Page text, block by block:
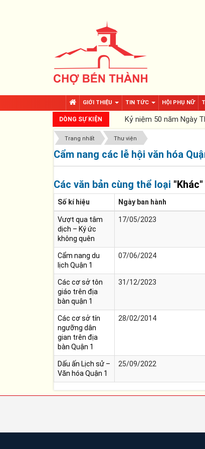
GIỚI THIỆU TIN TỨC HỘI PHỤ NỮ
DÒNG SỰ KIỆN Kỷ niệm 50 năm Ngày
Trang nhất Thư viện
Cẩm nang các lễ hội văn hóa
Các văn bản cùng thể loại "Khác"
Số kí hiệu Ngày ban hành
Vượt qua tâm
dịch – Ký ức
không quên
17/05/2023
Cẩm nang du
lịch Quận 1
07/06/2024
Các cơ sở tôn
giáo trên địa
bàn quận 1
31/12/2023
Các cơ sở tín
ngưỡng dân
gian trên địa
bàn Quận 1
28/02/2014
Dấu ấn Lịch sử –
Văn hóa Quận 1
25/09/2022